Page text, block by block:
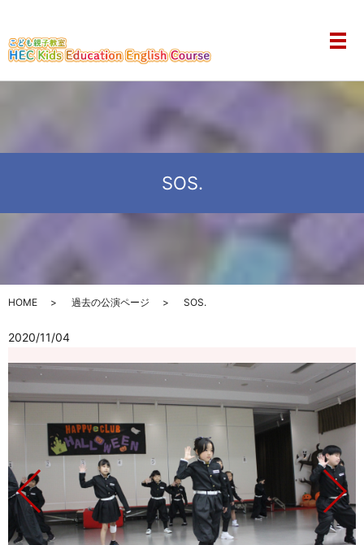
メ
SOS.
HOME 過去の公演ページ SOS.
2020/11/04